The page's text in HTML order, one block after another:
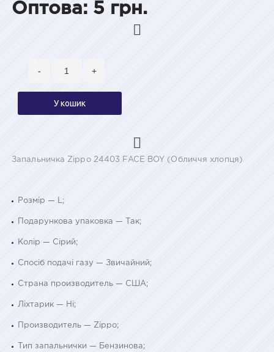
Оптова: 5 грн.
- +
У кошик
Запальничка Zippo 24403 FACE BOY (Обличчя хлопця)
Розмір — L;
Подарункова упаковка — Так;
Колір — Сірий;
Спосіб подачі газу — Звичайний;
Страна производитель — США;
Ліхтарик — Ні;
Производитель — Zippo;
Тип запальнички — Бензинова;